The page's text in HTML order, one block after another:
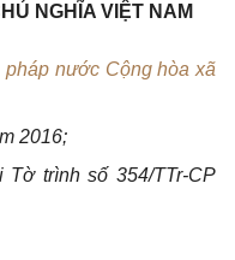
NGHĨA VIỆT NAM
pháp nước Cộng hòa xã
2016;
trình số 354/TTr-CP